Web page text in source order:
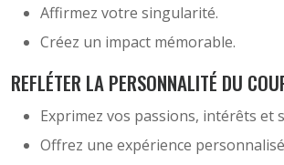
Affirmez votre singularité.
Créez un impact mémorable.
REFLÉTER LA PERSONNALITÉ DU
Exprimez vos passions, intérêts et
Offrez une expérience